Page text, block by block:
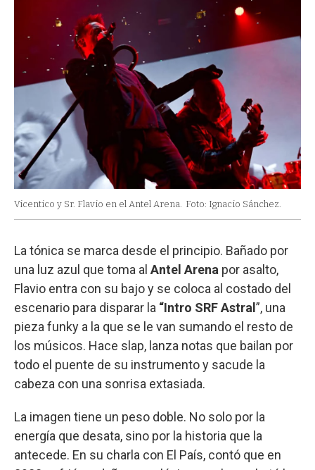
Vicentico y Sr. Flavio en el Antel Arena. Foto: Ignacio Sánchez.
La tónica se marca desde el principio. Bañado por
una luz azul que toma al Antel Arena por asalto,
Flavio entra con su bajo y se coloca al costado del
escenario para disparar la “Intro SRF Astral ”, una
pieza funky a la que se le van sumando el resto de
los músicos. Hace slap, lanza notas que bailan por
todo el puente de su instrumento y sacude la
cabeza con una sonrisa extasiada.
La imagen tiene un peso doble. No solo por la
energía que desata, sino por la historia que la
antecede. En su charla con El País, contó que en